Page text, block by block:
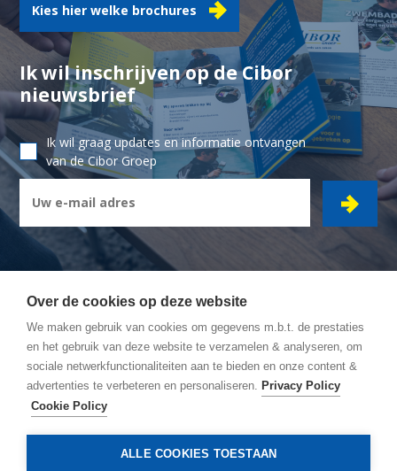
Kies hier welke brochures
Ik wil inschrijven op de Cibor
nieuwsbrief
Ik wil graag updates en informatie ontvangen
van de Cibor Groep
CIBOR GROEP- Ambachtsstraat 7 - 2450 Meerhout
Wegbeschrijving
Algemene Voorwaarden
Cookie policy
Over de cookies op deze website
We maken gebruik van cookies om gegevens m.b.t. de prestaties
en het gebruik van deze website te verzamelen & analyseren, om
sociale netwerkfunctionaliteiten aan te bieden en onze content &
advertenties te verbeteren en personaliseren. Privacy Policy
Cookie Policy
ALLE COOKIES TOESTAAN